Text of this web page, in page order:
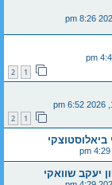
1
2
1
2
ביאלוסטוצקי